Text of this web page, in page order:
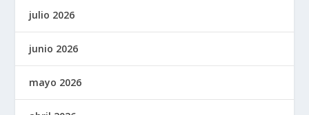
julio 2026
junio 2026
mayo 2026